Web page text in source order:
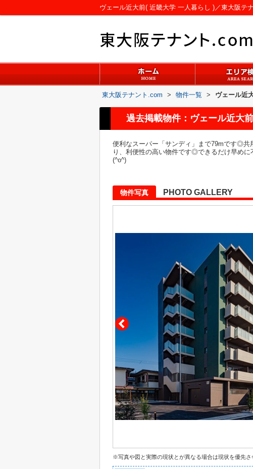
ヴェール近大前( 近畿大学 一人暮らし )／東大阪テ
東大阪テナント.com > 物件一覧 > ヴェール近
過去掲載物件：ヴェール近大
便利なスーパー「サンディ」まで79mです◎
り、利便性の高い物件です◎できるだけ早め
(^o^)
物件写真 PHOTO GALLERY
※写真や図と実際の現状とが異なる場合は現状を優先さ